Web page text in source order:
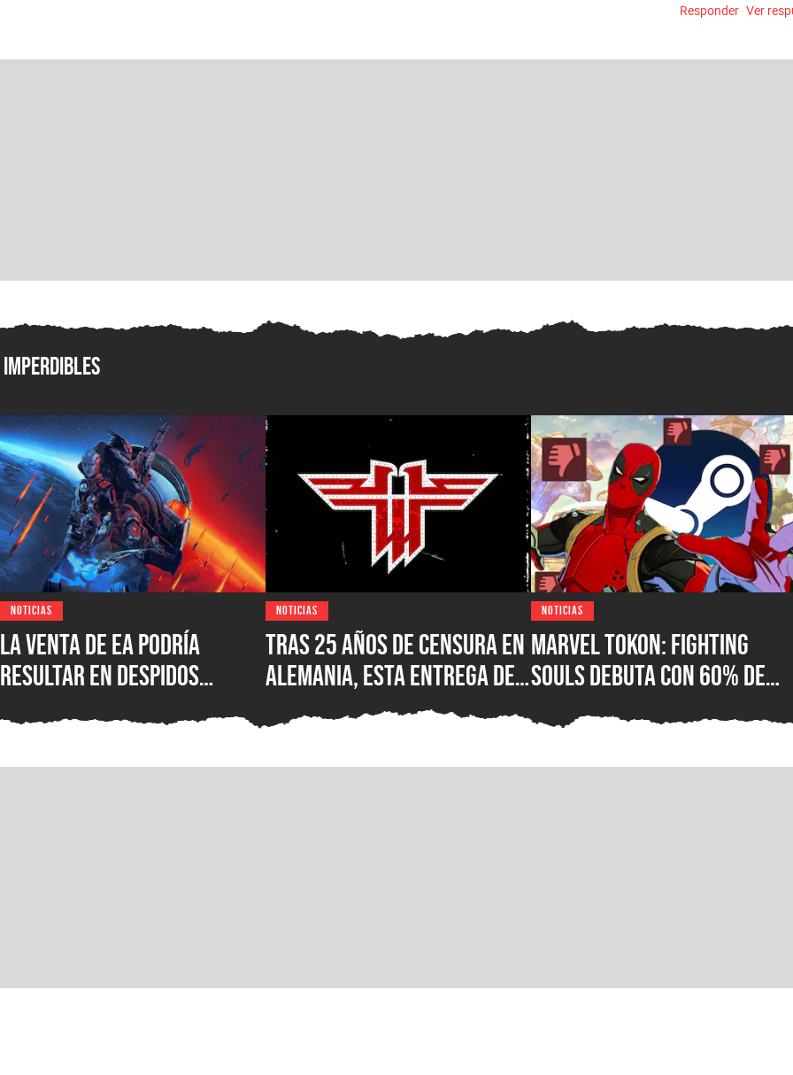
Responder Ver
Imperdibles
NOTICIAS
La venta de EA podría
resultar en despidos
señalan fuentes
NOTICIAS
Tras 25 años de censura en
Alemania, esta entrega de
Wolfenstein por fin está
disponible en su versión
original en PC para Steam,
NOTICIAS
Marvel Tokon: Fighting
Souls debuta con 60% de
Steam, ¿qué está mal con el
nuevo juego de lucha de